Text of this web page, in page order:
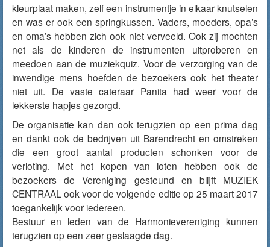
kleurplaat maken, zelf een instrumentje in elkaar knutselen
en was er ook een springkussen. Vaders, moeders, opa’s
en oma’s hebben zich ook niet verveeld. Ook zij mochten
net als de kinderen de instrumenten uitproberen en
meedoen aan de muziekquiz. Voor de verzorging van de
inwendige mens hoefden de bezoekers ook het theater
niet uit. De vaste cateraar Panita had weer voor de
lekkerste hapjes gezorgd.
De organisatie kan dan ook terugzien op een prima dag
en dankt ook de bedrijven uit Barendrecht en omstreken
die een groot aantal producten schonken voor de
verloting. Met het kopen van loten hebben ook de
bezoekers de Vereniging gesteund en blijft MUZIEK
CENTRAAL ook voor de volgende editie op 25 maart 2017
toegankelijk voor iedereen.
Bestuur en leden van de Harmonievereniging kunnen
terugzien op een zeer geslaagde dag.